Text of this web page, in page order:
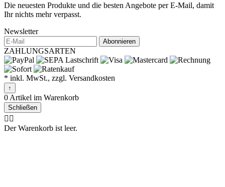
Die neuesten Produkte und die besten Angebote per E-Mail, damit
Ihr nichts mehr verpasst.
Newsletter
Abonnieren
ZAHLUNGSARTEN
* inkl. MwSt., zzgl. Versandkosten
↑
0 Artikel im Warenkorb
Schließen
🤷‍♂️
Der Warenkorb ist leer.